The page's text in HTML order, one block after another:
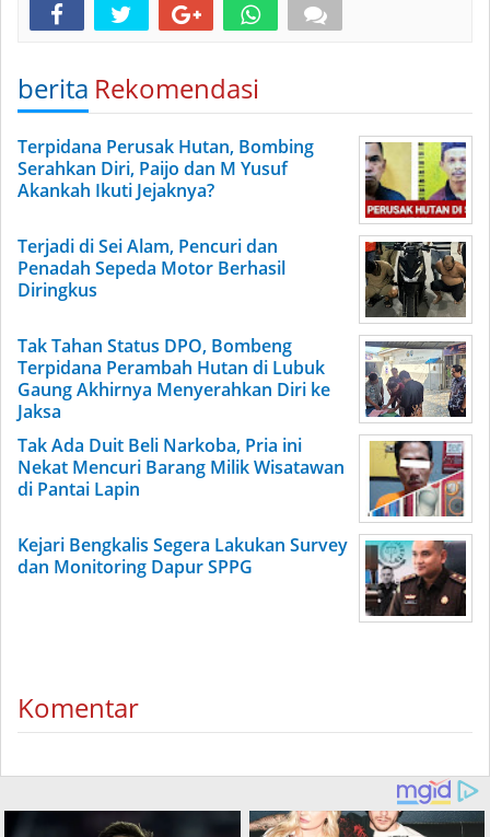
berita Rekomendasi
Terpidana Perusak Hutan, Bombing
Serahkan Diri, Paijo dan M Yusuf
Akankah Ikuti Jejaknya?
Terjadi di Sei Alam, Pencuri dan
Penadah Sepeda Motor Berhasil
Diringkus
Tak Tahan Status DPO, Bombeng
Terpidana Perambah Hutan di Lubuk
Gaung Akhirnya Menyerahkan Diri ke
Jaksa
Tak Ada Duit Beli Narkoba, Pria ini
Nekat Mencuri Barang Milik Wisatawan
di Pantai Lapin
Kejari Bengkalis Segera Lakukan Survey
dan Monitoring Dapur SPPG
Komentar